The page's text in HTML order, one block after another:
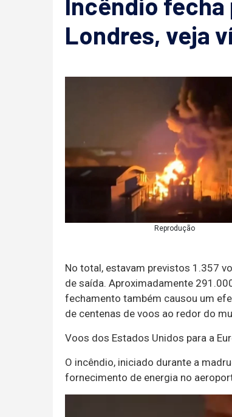
Londres, veja
Reprodução
No total, estavam previstos 1.357
de saída. Aproximadamente
fechamento também causou um
de centenas de voos ao redor do
Voos dos Estados Unidos para a
O incêndio, iniciado durante a
fornecimento de energia no